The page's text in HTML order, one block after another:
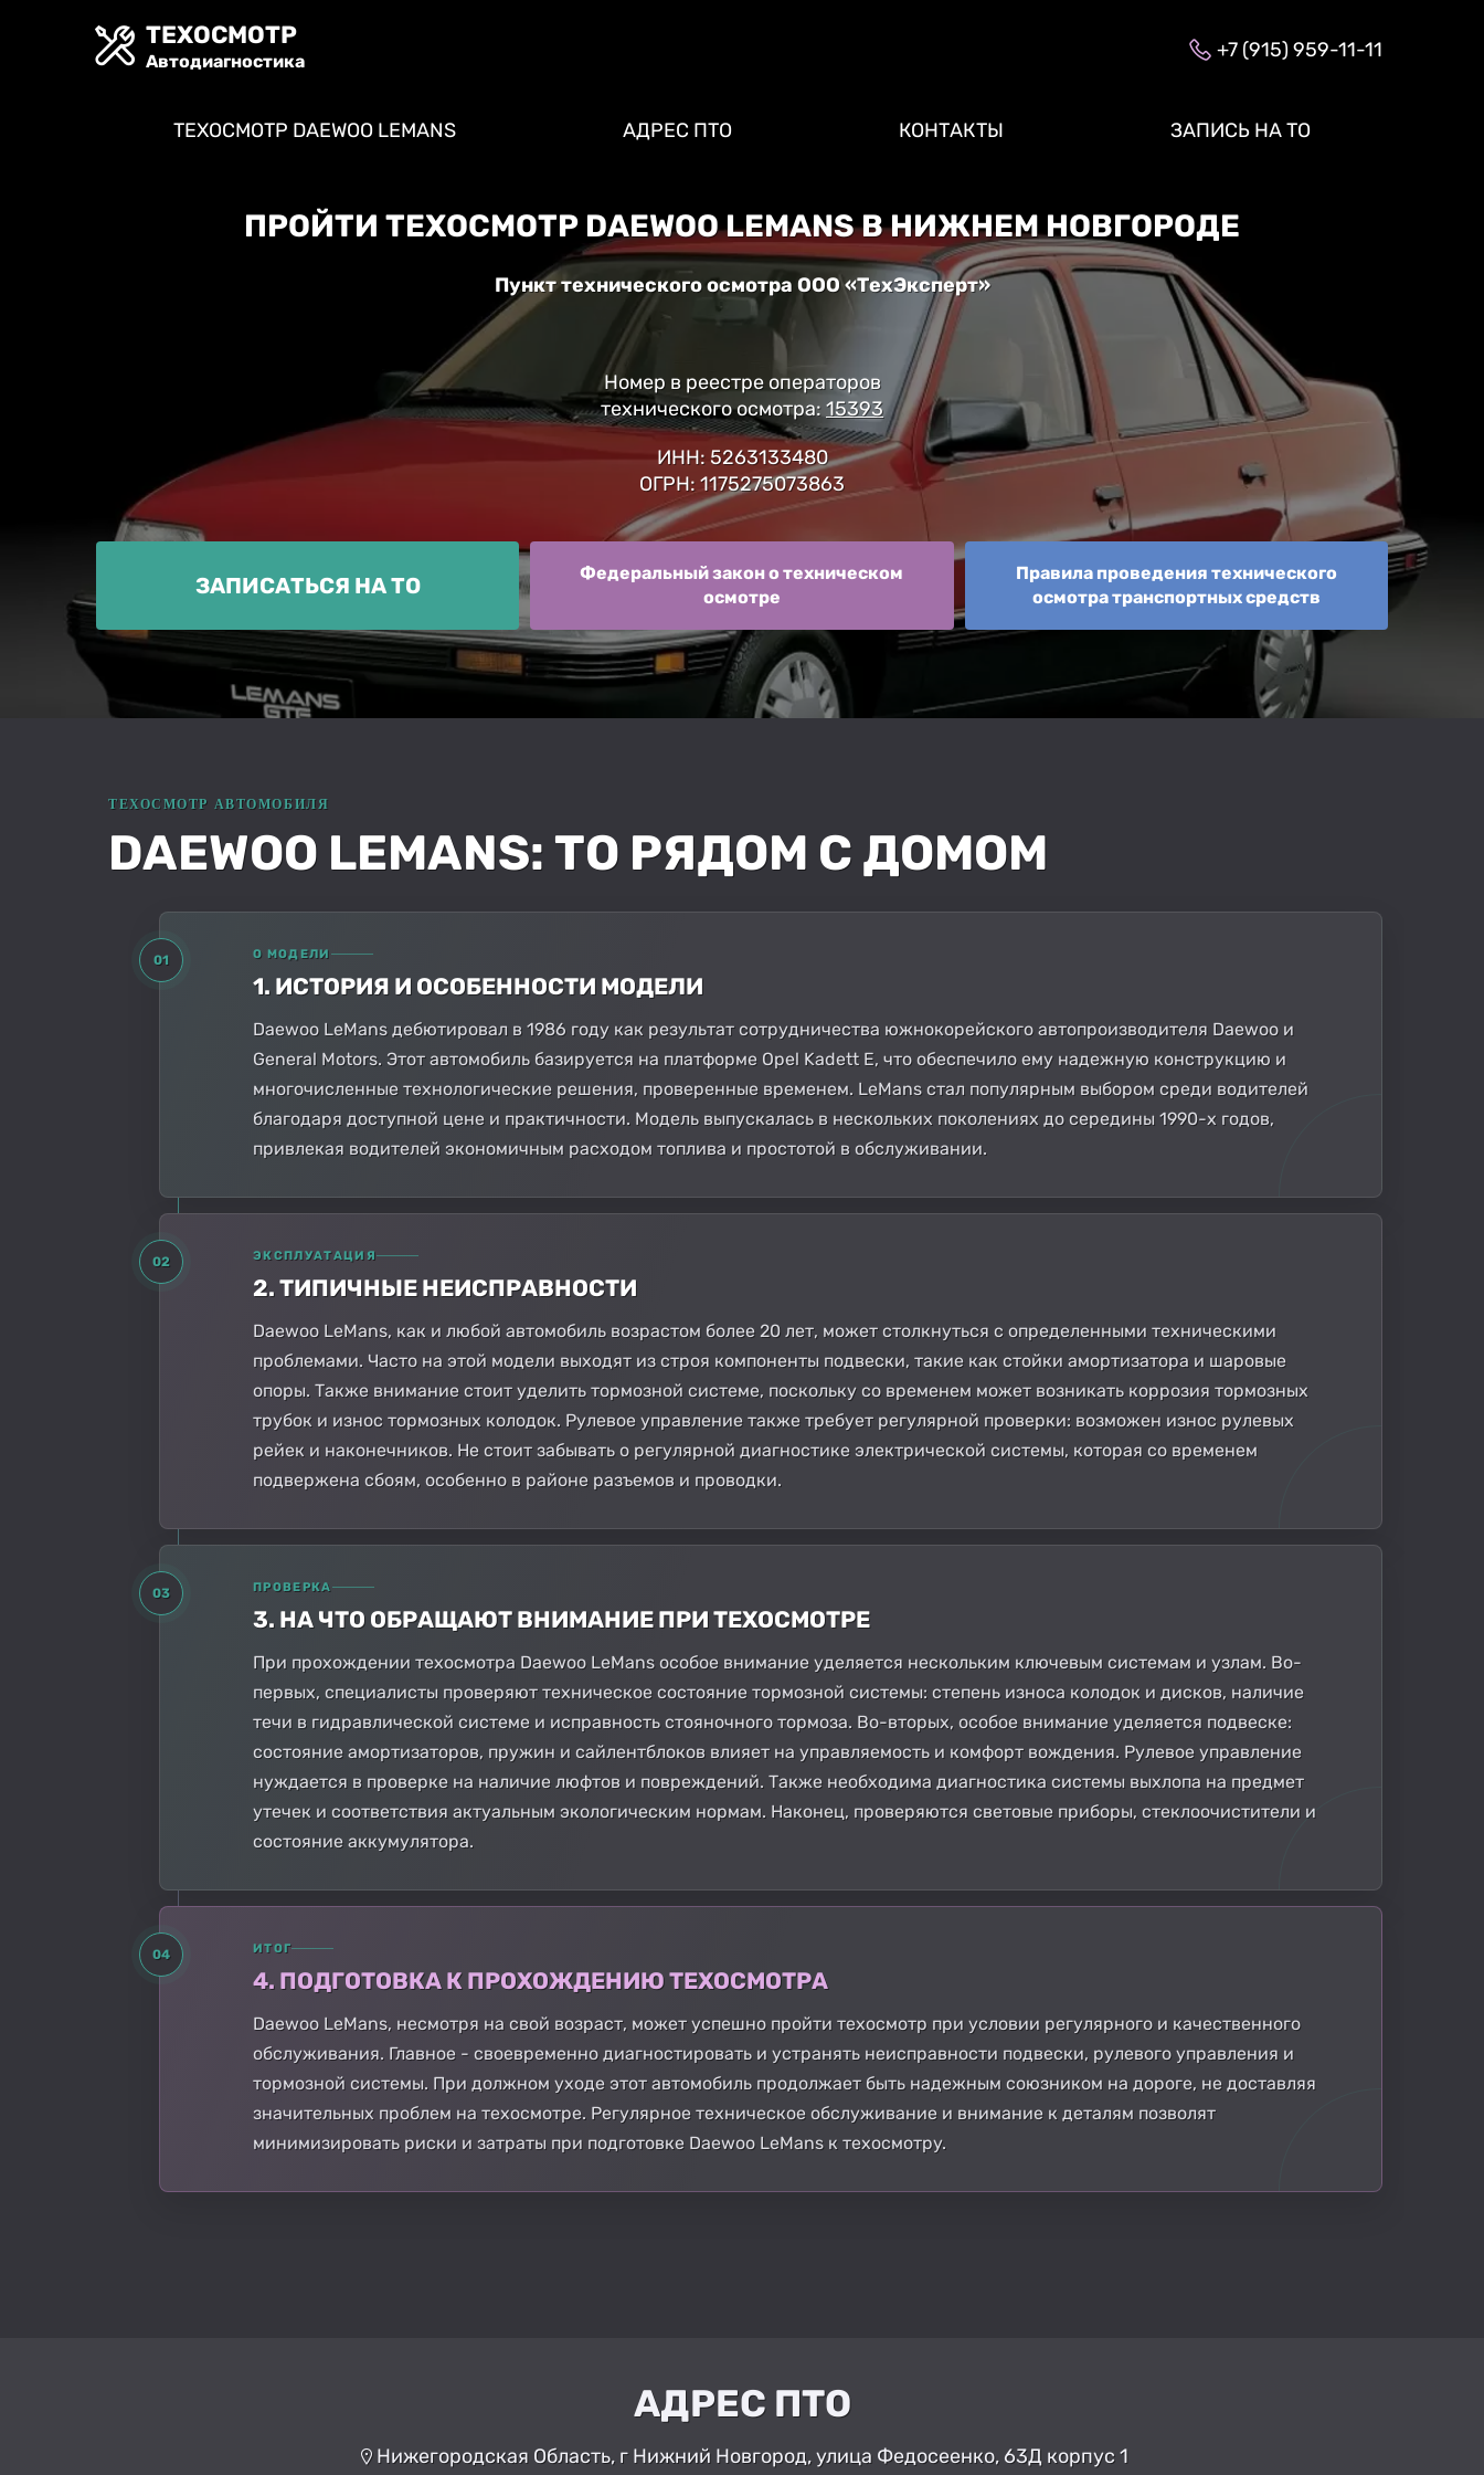
ТЕХОСМОТР
Автодиагностика +7 (915) 959-11-11
ТЕХОСМОТР DAEWOO LEMANS АДРЕС ПТО КОНТАКТЫ ЗАПИСЬ НА ТО
ПРОЙТИ ТЕХОСМОТР DAEWOO LEMANS В НИЖНЕМ НОВГОРОДЕ
Пункт технического осмотра ООО «ТехЭксперт»
Номер в реестре операторов
технического осмотра: 15393
ИНН: 5263133480
ОГРН: 1175275073863
ЗАПИСАТЬСЯ НА ТО
Федеральный закон о техническом
осмотре
Правила проведения технического
осмотра транспортных средств
DAEWOO LEMANS: ТО РЯДОМ С ДОМОМ
01 О МОДЕЛИ
1. ИСТОРИЯ И ОСОБЕННОСТИ МОДЕЛИ
Daewoo LeMans дебютировал в 1986 году как результат сотрудничества южнокорейского автопроизводителя Daewoo и
General Motors. Этот автомобиль базируется на платформе Opel Kadett E, что обеспечило ему надежную конструкцию и
многочисленные технологические решения, проверенные временем. LeMans стал популярным выбором среди водителей
благодаря доступной цене и практичности. Модель выпускалась в нескольких поколениях до середины 1990-х годов,
привлекая водителей экономичным расходом топлива и простотой в обслуживании.
02 ЭКСПЛУАТАЦИЯ
2. ТИПИЧНЫЕ НЕИСПРАВНОСТИ
Daewoo LeMans, как и любой автомобиль возрастом более 20 лет, может столкнуться с определенными техническими
проблемами. Часто на этой модели выходят из строя компоненты подвески, такие как стойки амортизатора и шаровые
опоры. Также внимание стоит уделить тормозной системе, поскольку со временем может возникать коррозия тормозных
трубок и износ тормозных колодок. Рулевое управление также требует регулярной проверки: возможен износ рулевых
рейек и наконечников. Не стоит забывать о регулярной диагностике электрической системы, которая со временем
подвержена сбоям, особенно в районе разъемов и проводки.
03 ПРОВЕРКА
3. НА ЧТО ОБРАЩАЮТ ВНИМАНИЕ ПРИ ТЕХОСМОТРЕ
При прохождении техосмотра Daewoo LeMans особое внимание уделяется нескольким ключевым системам и узлам. Во-
первых, специалисты проверяют техническое состояние тормозной системы: степень износа колодок и дисков, наличие
течи в гидравлической системе и исправность стояночного тормоза. Во-вторых, особое внимание уделяется подвеске:
состояние амортизаторов, пружин и сайлентблоков влияет на управляемость и комфорт вождения. Рулевое управление
нуждается в проверке на наличие люфтов и повреждений. Также необходима диагностика системы выхлопа на предмет
утечек и соответствия актуальным экологическим нормам. Наконец, проверяются световые приборы, стеклоочистители и
состояние аккумулятора.
04 ИТОГ
4. ПОДГОТОВКА К ПРОХОЖДЕНИЮ ТЕХОСМОТРА
Daewoo LeMans, несмотря на свой возраст, может успешно пройти техосмотр при условии регулярного и качественного
обслуживания. Главное - своевременно диагностировать и устранять неисправности подвески, рулевого управления и
тормозной системы. При должном уходе этот автомобиль продолжает быть надежным союзником на дороге, не доставляя
значительных проблем на техосмотре. Регулярное техническое обслуживание и внимание к деталям позволят
минимизировать риски и затраты при подготовке Daewoo LeMans к техосмотру.
АДРЕС ПТО
Нижегородская Область, г Нижний Новгород, улица Федосеенко, 63Д корпус 1